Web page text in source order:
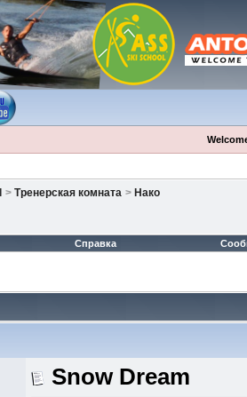
> Тренерская комната > Нако
Справка
Snow Dream